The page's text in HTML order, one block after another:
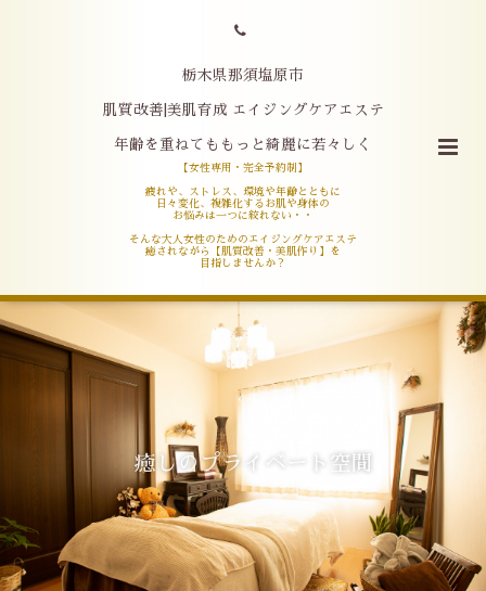
栃木県那須塩原市
肌質改善|美肌育成 エイジングケアエステ
年齢を重ねてももっと綺麗に若々しく
【女性専用・完全予約制】
疲れや、ストレス、環境や年齢とともに
日々変化、複雑化するお肌や身体の
お悩みは一つに絞れない・・
そんな大人女性のためのエイジングケアエステ
癒されながら【肌質改善・美肌作り】を
目指しませんか？
癒しのプライベート空間